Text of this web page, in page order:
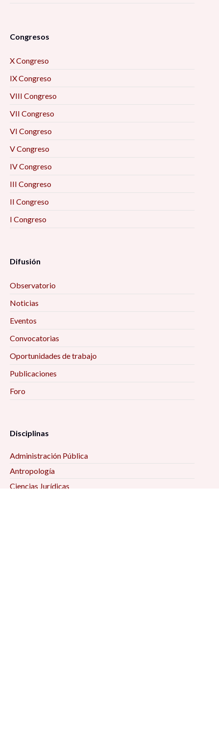
Congresos
X Congreso
IX Congreso
VIII Congreso
VII Congreso
VI Congreso
V Congreso
IV Congreso
III Congreso
II Congreso
I Congreso
Difusión
Observatorio
Noticias
Eventos
Convocatorias
Oportunidades de trabajo
Publicaciones
Foro
Disciplinas
Administración Pública
Antropología
Ciencias Jurídicas